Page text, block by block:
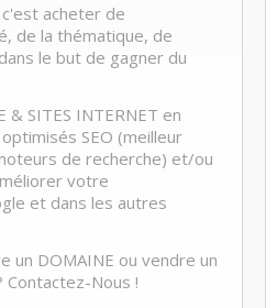
acheter de
de la thématique, de
le but de gagner du
& SITES INTERNET en
SEO (meilleur
de recherche) et/ou
votre
et dans les autres
un DOMAINE ou vendre un
Contactez-Nous !